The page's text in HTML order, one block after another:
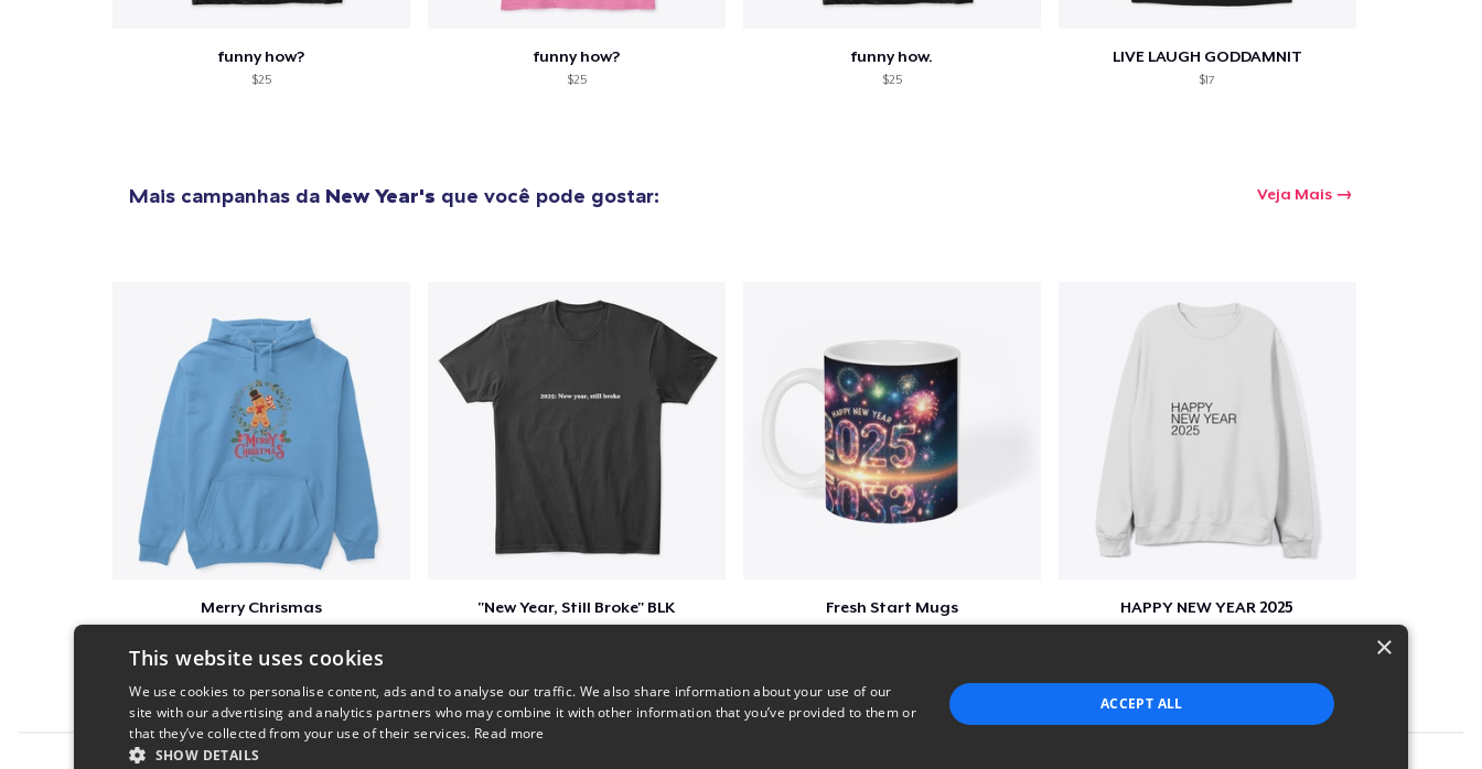
funny how?
$25
funny how?
$25
funny how.
$25
LIVE LAUGH GODDAMNIT
$17
Mais campanhas da New Year's que você pode gostar: Veja Mais
Merry Chrismas "New Year, Still Broke" BLK Fresh Start Mugs HAPPY NEW YEAR 2025
×
This website uses cookies
We use cookies to personalise content, ads and to analyse our traffic. We also share information about your use of our
site with our advertising and analytics partners who may combine it with other information that you’ve provided to them or
that they’ve collected from your use of their services. Read more
SHOW DETAILS
ACCEPT ALL